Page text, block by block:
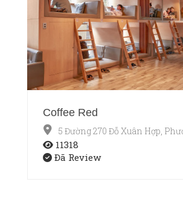
Coffee Red
5 Đường 270 Đỗ Xuân Hợp,
11318
Đã Review